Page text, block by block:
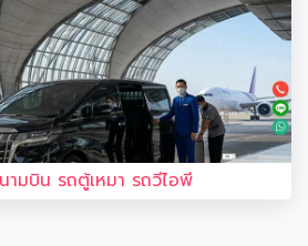
ามบิน รถตู้เหมา รถวีไอพี